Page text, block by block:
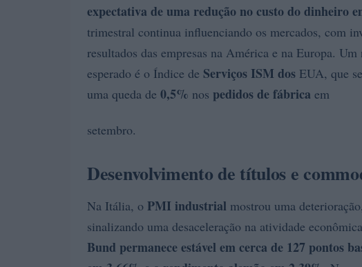
expectativa de uma redução no custo do dinheiro
trimestral continua influenciando os mercados, com
resultados das empresas na América e na Europa.
esperado é o Índice de Serviços ISM dos EUA, que
uma queda de 0,5% nos pedidos de fábrica em
setembro.
Desenvolvimento de títulos e
Na Itália, o PMI industrial mostrou uma
sinalizando uma desaceleração na atividade
Bund permanece estável em cerca de 127 pontos